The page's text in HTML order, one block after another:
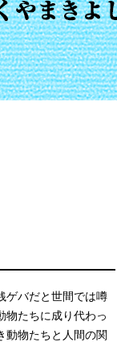
ゲバだと世間では噂
物たちに成り代わっ
動物たちと人間の関